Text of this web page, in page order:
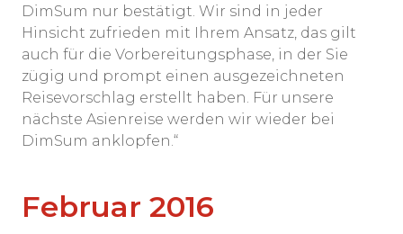
DimSum nur bestätigt. Wir sind in jeder
Hinsicht zufrieden mit Ihrem Ansatz, das gilt
auch für die Vorbereitungsphase, in der Sie
zügig und prompt einen ausgezeichneten
Reisevorschlag erstellt haben. Für unsere
nächste Asienreise werden wir wieder bei
DimSum anklopfen.“
Februar 2016